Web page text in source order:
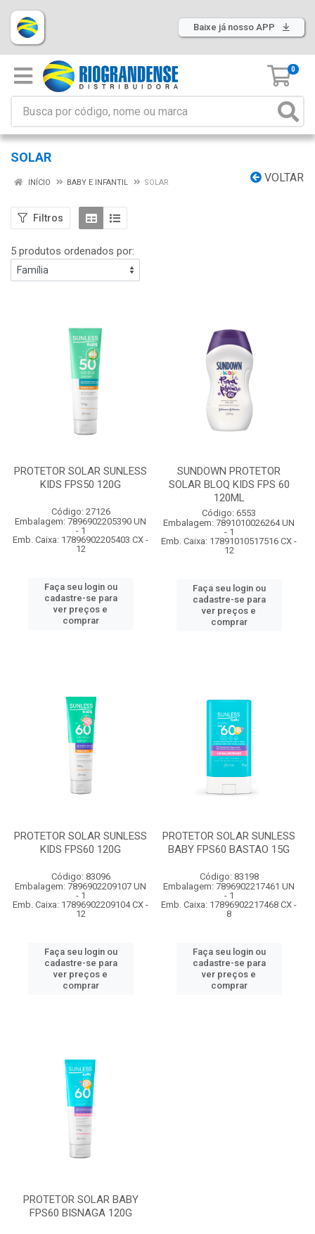
Baixe já nosso APP
0
SOLAR
VOLTAR
INÍCIO BABY E INFANTIL SOLAR
Filtros
5 produtos ordenados por:
PROTETOR SOLAR SUNLESS
KIDS FPS50 120G
Código: 27126
Embalagem: 7896902205390 UN
- 1
Emb. Caixa: 17896902205403 CX -
12
Faça seu login ou
cadastre-se para
ver preços e
comprar
SUNDOWN PROTETOR
SOLAR BLOQ KIDS FPS 60
120ML
Código: 6553
Embalagem: 7891010026264 UN
- 1
Emb. Caixa: 17891010517516 CX -
12
Faça seu login ou
cadastre-se para
ver preços e
comprar
PROTETOR SOLAR SUNLESS
KIDS FPS60 120G
Código: 83096
Embalagem: 7896902209107 UN
- 1
Emb. Caixa: 17896902209104 CX -
12
Faça seu login ou
cadastre-se para
ver preços e
comprar
PROTETOR SOLAR SUNLESS
BABY FPS60 BASTAO 15G
Código: 83198
Embalagem: 7896902217461 UN
- 1
Emb. Caixa: 17896902217468 CX -
8
Faça seu login ou
cadastre-se para
ver preços e
comprar
PROTETOR SOLAR BABY
FPS60 BISNAGA 120G